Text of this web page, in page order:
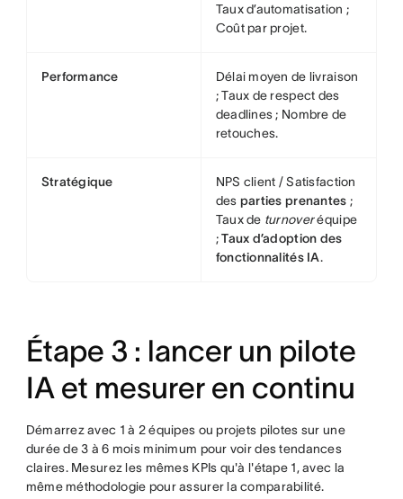
Taux d’automatisation ;
Coût par projet.
Performance
Délai moyen de livraison
; Taux de respect des
deadlines ; Nombre de
retouches.
Stratégique
NPS client / Satisfaction
des parties prenantes ;
Taux de turnoveréquipe
;Taux d’adoption des
fonctionnalités IA.
Étape 3 : lancer un pilote
IA et mesurer en continu
Démarrez avec 1 à 2 équipes ou projets pilotes sur une
durée de 3 à 6 mois minimum pour voir des tendances
claires. Mesurez les mêmes KPIs qu'à l'étape 1, avec la
même méthodologie pour assurer la comparabilité.